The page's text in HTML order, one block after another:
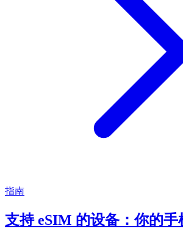
指南
支持 eSIM 的设备：你的手